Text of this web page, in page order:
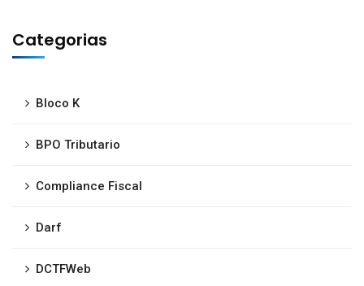
Categorias
Bloco K
BPO Tributario
Compliance Fiscal
Darf
DCTFWeb